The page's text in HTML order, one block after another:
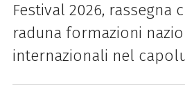
Festival 2026, rassegna
raduna formazioni
internazionali nel